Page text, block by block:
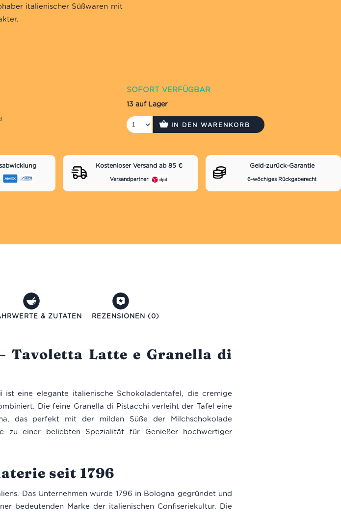
italienischer Süßwaren mit
SOFORT VERFÜGBAR
13 auf Lager
IN DEN WARENKORB
Kostenloser Versand ab 85 €
Versandpartner:
Geld-zurück-Garantie
6-wöchiges Rückgaberecht
& ZUTATEN REZENSIONEN (0)
Tavoletta Latte e Granella di
ist eine elegante italienische Schokoladentafel, die cremige
Die feine Granella di Pistacchi verleiht der Tafel eine
das perfekt mit der milden Süße der Milchschokolade
zu einer beliebten Spezialität für Genießer hochwertiger
seit 1796
Das Unternehmen wurde 1796 in Bologna gegründet und
bedeutenden Marke der italienischen Confiseriekultur. Die